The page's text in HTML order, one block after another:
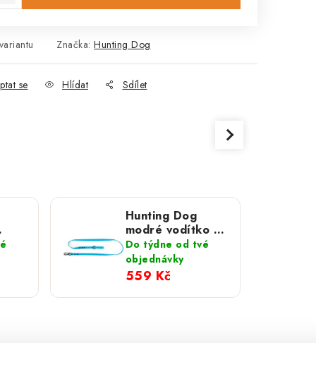
Značka: Hunting Dog
se Hlídat Sdílet
Hunting Dog
modré vodítko s
hliníkovou
karabinou 165 cm
Do týdne od tvé
objednávky
559 Kč